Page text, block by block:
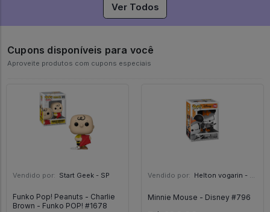
Ver Todos
Cupons disponíveis para você
Aproveite produtos com cupons especiais
Vendido por: Start Geek - SP
Funko Pop! Peanuts - Charlie
Brown - Funko POP! #1678
Vendido por: Helton vogarin - SP
Minnie Mouse - Disney #796